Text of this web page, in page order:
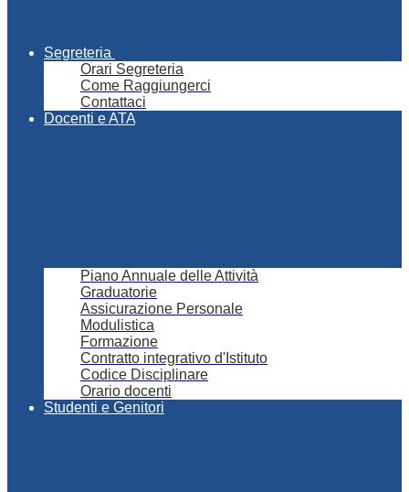
Segreteria
Orari Segreteria
Come Raggiungerci
Contattaci
Docenti e ATA
Piano Annuale delle Attività
Graduatorie
Assicurazione Personale
Modulistica
Formazione
Contratto integrativo d'Istituto
Codice Disciplinare
Orario docenti
Studenti e Genitori